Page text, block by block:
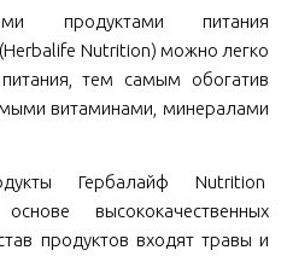
продуктами питания
Nutrition) можно легко
тем самым обогатив
витаминами, минералами
Гербалайф Nutrition
высококачественных
продуктов входят травы и